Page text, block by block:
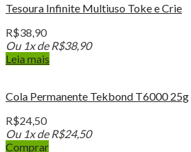
Tesoura Infinite Multiuso Toke e Crie
R$38,90
Ou 1x de R$38,90
Leia mais
Cola Permanente Tekbond T6000 25g
R$24,50
Ou 1x de R$24,50
Comprar